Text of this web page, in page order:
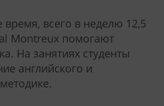
время, всего в неделю 12,5
Montreux помогают
На занятиях студенты
английского и